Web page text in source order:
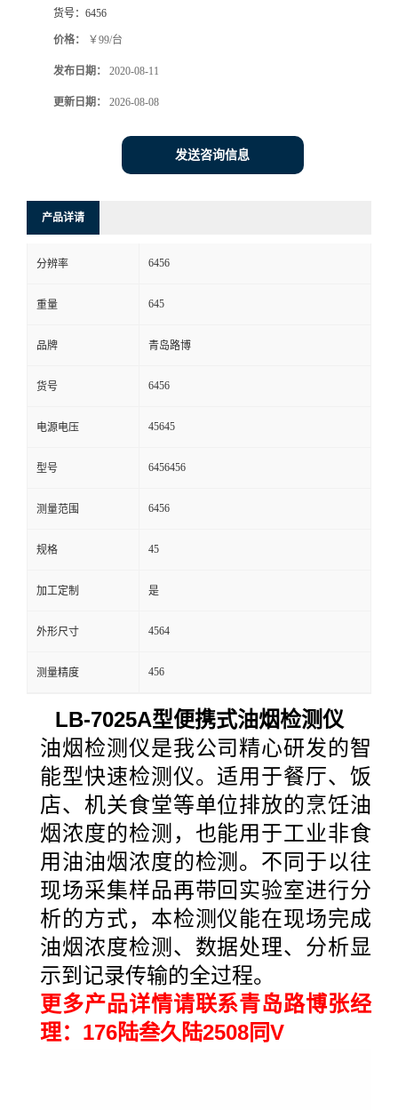
系
言
货号： 6456
价格： ￥99/台
发布日期： 2020-08-11
更新日期： 2026-08-08
发送咨询信息
产品详请
分辨率 6456
重量 645
品牌 青岛路博
货号 6456
电源电压 45645
型号 6456456
测量范围 6456
规格 45
加工定制 是
外形尺寸 4564
测量精度 456
LB-7025A型便携式油烟检测仪
油烟检测仪是我公司精心研发的智
能型快速检测仪。适用于餐厅、饭
店、机关食堂等单位排放的烹饪油
烟浓度的检测，也能用于工业非食
用油油烟浓度的检测。不同于以往
现场采集样品再带回实验室进行分
析的方式，本检测仪能在现场完成
油烟浓度检测、数据处理、分析显
示到记录传输的全过程。
更多产品详情请联系青岛路博张经
理：176陆叁久陆2508同V